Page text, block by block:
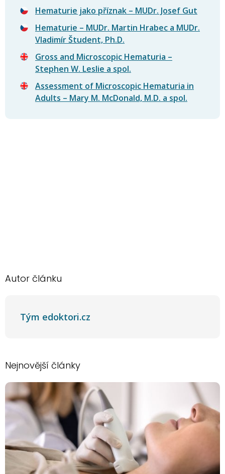
Hematurie jako příznak – MUDr. Josef Gut
Hematurie – MUDr. Martin Hrabec a MUDr.
Vladimír Študent, Ph.D.
Gross and Microscopic Hematuria –
Stephen W. Leslie a spol.
Assessment of Microscopic Hematuria in
Adults – Mary M. McDonald, M.D. a spol.
Autor článku
Tým edoktori.cz
Nejnovější články